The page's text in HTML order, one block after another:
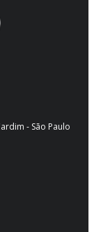
- São Paulo